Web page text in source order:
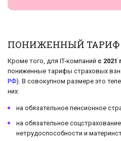
ПОНИЖЕННЫЙ ТАРИФ
Кроме того, для IT-компаний с 2021
пониженные тарифы страховых
РФ). В совокупном размере это
них:
на обязательное пенсионное
на обязательное
нетрудоспособности и